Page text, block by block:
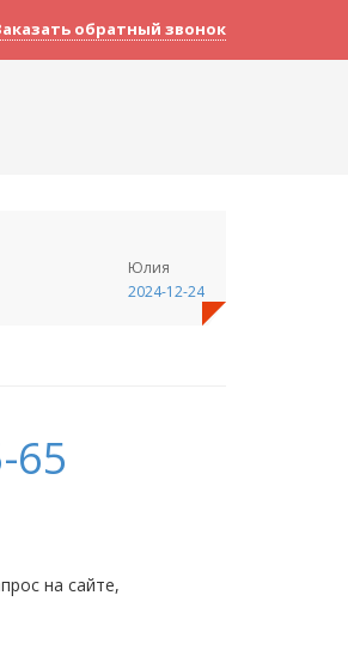
обратный звонок
Юлия
2024-12-24
65
на сайте,